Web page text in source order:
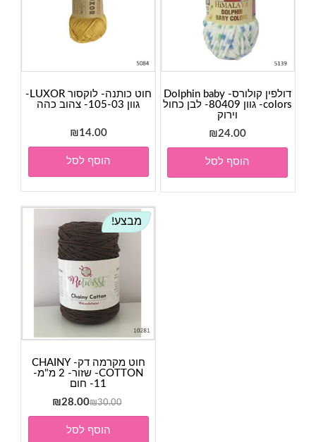
דולפין קולורס- Dolphin baby
colors- גוון 80409- לבן כחול
וירוק
₪24.00
הוסף לסל
חוט כותנה- לוקסור LUXOR-
גוון 105-03- צהוב כהה
₪14.00
הוסף לסל
מבצע!
חוט מקרמה דק- CHAINY
COTTON- שזור- 2 מ"מ-
11- חום
₪30.00
המחיר
המקורי
היה:
₪28.00
הנוכחי
הוסף לסל